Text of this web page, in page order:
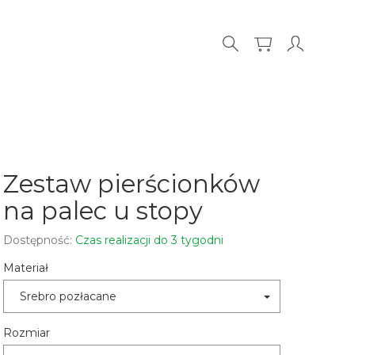
Zestaw pierścionków
na palec u stopy
Dostępność: Czas realizacji do 3 tygodni
Materiał
Srebro pozłacane
Rozmiar